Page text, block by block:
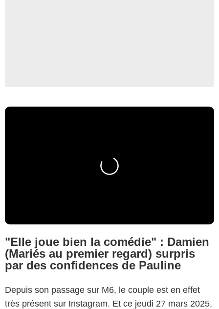
"Elle joue bien la comédie" : Damien
(Mariés au premier regard) surpris
par des confidences de Pauline
Depuis son passage sur M6, le couple est en effet
très présent sur Instagram. Et ce jeudi 27 mars 2025,